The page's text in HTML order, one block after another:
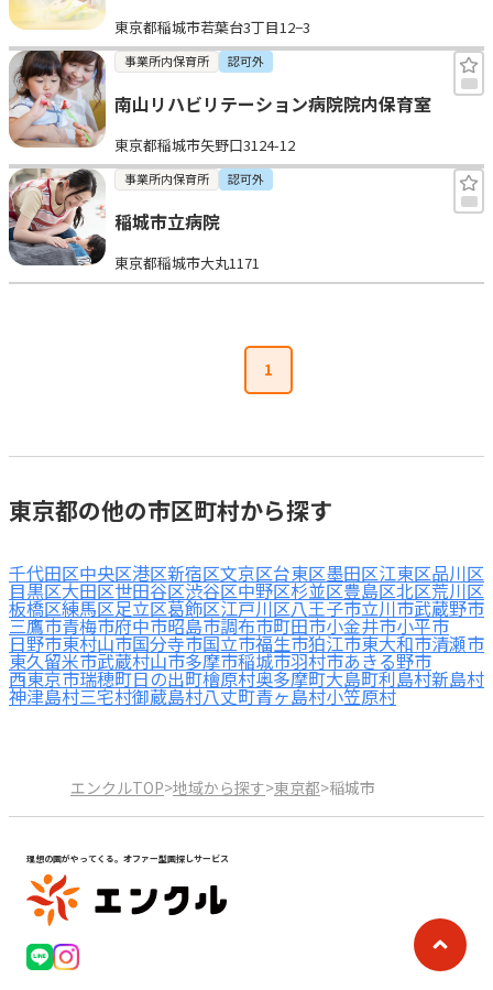
東京都稲城市若葉台3丁目12−3
事業所内保育所 認可外
南山リハビリテーション病院院内保育室
東京都稲城市矢野口3124-12
事業所内保育所 認可外
稲城市立病院
東京都稲城市大丸1171
1
東京都の他の市区町村から探す
千代田区中央区港区新宿区文京区台東区墨田区江東区品川区
目黒区大田区世田谷区渋谷区中野区杉並区豊島区北区荒川区
板橋区練馬区足立区葛飾区江戸川区八王子市立川市武蔵野市
三鷹市青梅市府中市昭島市調布市町田市小金井市小平市
日野市東村山市国分寺市国立市福生市狛江市東大和市清瀬市
東久留米市武蔵村山市多摩市稲城市羽村市あきる野市
西東京市瑞穂町日の出町檜原村奥多摩町大島町利島村新島村
神津島村三宅村御蔵島村八丈町青ヶ島村小笠原村
エンクルTOP>地域から探す>東京都>稲城市
理想の園がやってくる。オファー型園探しサービス